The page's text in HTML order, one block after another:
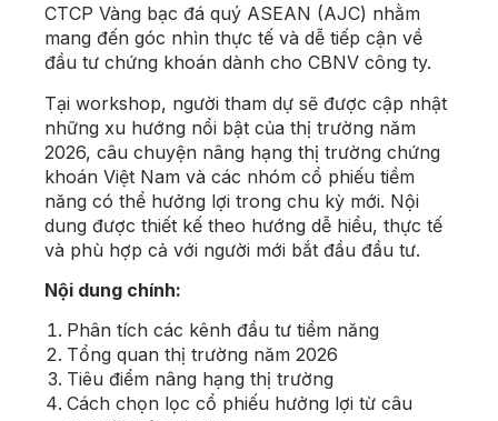
CTCP Vàng bạc đá quý ASEAN (AJC) nhằm
mang đến góc nhìn thực tế và dễ tiếp cận về
đầu tư chứng khoán dành cho CBNV công ty.
Tại workshop, người tham dự sẽ được cập nhật
những xu hướng nổi bật của thị trường năm
2026, câu chuyện nâng hạng thị trường chứng
khoán Việt Nam và các nhóm cổ phiếu tiềm
năng có thể hưởng lợi trong chu kỳ mới. Nội
dung được thiết kế theo hướng dễ hiểu, thực tế
và phù hợp cả với người mới bắt đầu đầu tư.
Nội dung chính:
Phân tích các kênh đầu tư tiềm năng
Tổng quan thị trường năm 2026
Tiêu điểm nâng hạng thị trường
Cách chọn lọc cổ phiếu hưởng lợi từ câu